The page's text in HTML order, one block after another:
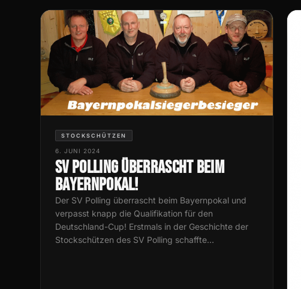
STOCKSCHÜTZEN
6. JUNI 2024
SV Polling überrascht beim
Bayernpokal!
Der SV Polling überrascht beim Bayernpokal und
verpasst knapp die Qualifikation für den
Deutschland-Cup! Erstmals in der Geschichte der
Stockschützen des SV Polling schaffte…